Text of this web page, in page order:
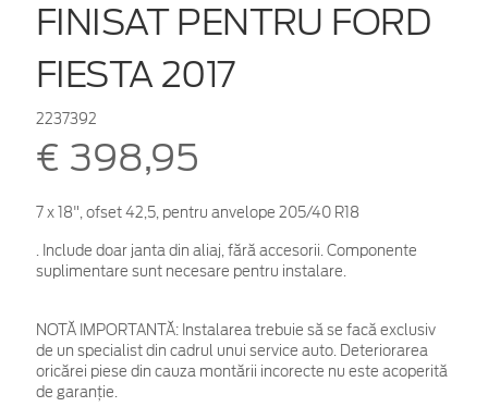
FINISAT PENTRU FORD
FIESTA 2017
2237392
€ 398,95
7 x 18", ofset 42,5, pentru anvelope 205/40 R18
. Include doar janta din aliaj, fără accesorii. Componente
suplimentare sunt necesare pentru instalare.
NOTĂ IMPORTANTĂ: Instalarea trebuie să se facă exclusiv
de un specialist din cadrul unui service auto. Deteriorarea
oricărei piese din cauza montării incorecte nu este acoperită
de garanţie.